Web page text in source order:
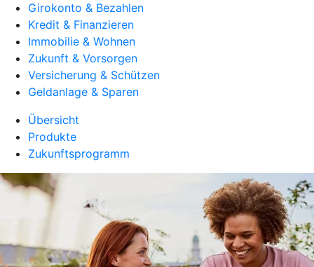
Girokonto & Bezahlen
Kredit & Finanzieren
Immobilie & Wohnen
Zukunft & Vorsorgen
Versicherung & Schützen
Geldanlage & Sparen
Übersicht
Produkte
Zukunftsprogramm